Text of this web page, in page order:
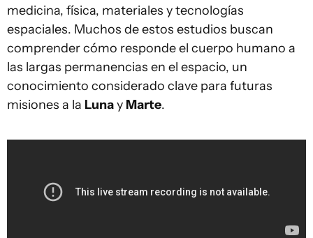
medicina, física, materiales y tecnologías
espaciales. Muchos de estos estudios buscan
comprender cómo responde el cuerpo humano a
las largas permanencias en el espacio, un
conocimiento considerado clave para futuras
misiones a la Lunay Marte.